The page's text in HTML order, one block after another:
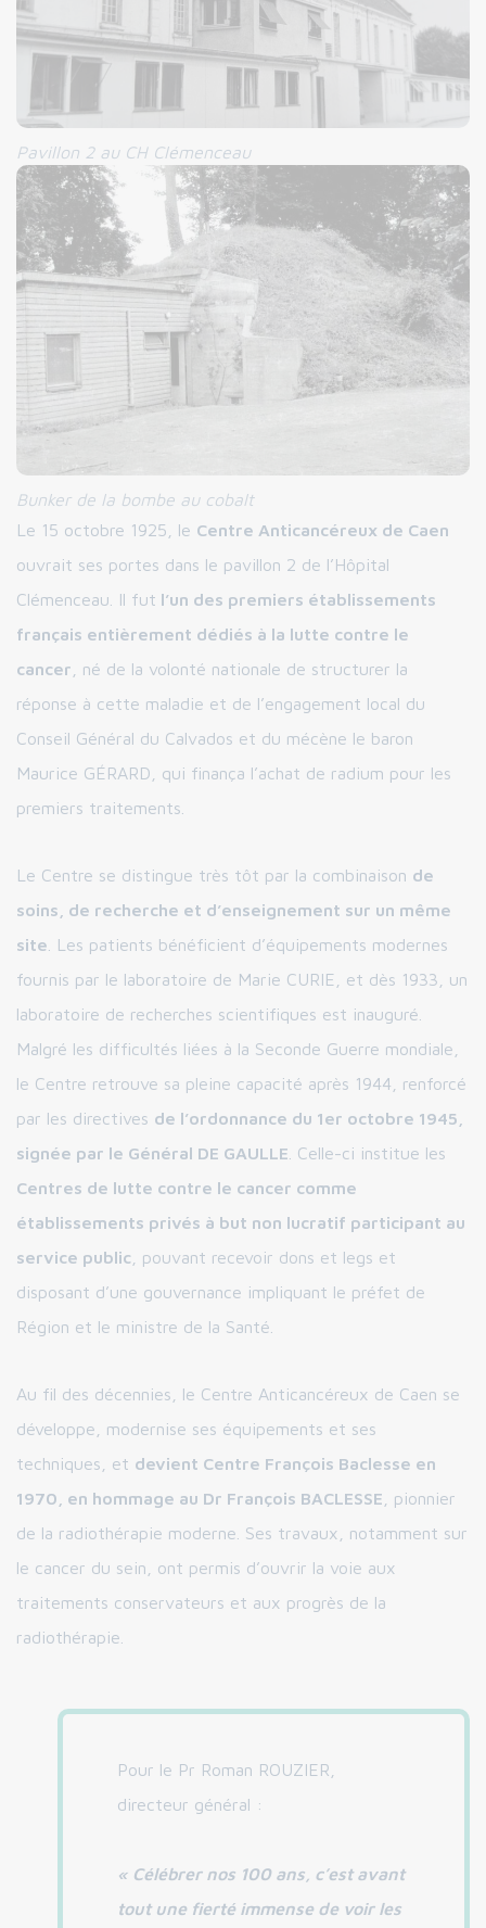
Pavillon 2 au CH Clémenceau
Bunker de la bombe au cobalt
Le 15 octobre 1925, le Centre Anticancéreux de Caen
ouvrait ses portes dans le pavillon 2 de l’Hôpital
Clémenceau. Il fut l’un des premiers établissements
français entièrement dédiés à la lutte contre le
cancer , né de la volonté nationale de structurer la
réponse à cette maladie et de l’engagement local du
Conseil Général du Calvados et du mécène le baron
Maurice GÉRARD, qui finança l’achat de radium pour les
premiers traitements.
Le Centre se distingue très tôt par la combinaison de
soins, de recherche et d’enseignement sur un même
site . Les patients bénéficient d’équipements modernes
fournis par le laboratoire de Marie CURIE, et dès 1933, un
laboratoire de recherches scientifiques est inauguré.
Malgré les difficultés liées à la Seconde Guerre mondiale,
le Centre retrouve sa pleine capacité après 1944, renforcé
par les directives de l’ordonnance du 1er octobre 1945,
signée par le Général DE GAULLE . Celle-ci institue les
Centres de lutte contre le cancer comme
établissements privés à but non lucratif participant au
service public , pouvant recevoir dons et legs et
disposant d’une gouvernance impliquant le préfet de
Région et le ministre de la Santé.
Au fil des décennies, le Centre Anticancéreux de Caen se
développe, modernise ses équipements et ses
techniques, et devient Centre François Baclesse en
1970, en hommage au Dr François BACLESSE , pionnier
de la radiothérapie moderne. Ses travaux, notamment sur
le cancer du sein, ont permis d’ouvrir la voie aux
traitements conservateurs et aux progrès de la
radiothérapie.
Pour le Pr Roman ROUZIER,
directeur général :
« Célébrer nos 100 ans, c’est avant
tout une fierté immense de voir les